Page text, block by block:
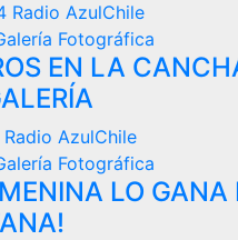
Radio AzulChile
Fotográfica
EN LA
Radio AzulChile
Fotográfica
LO GANA